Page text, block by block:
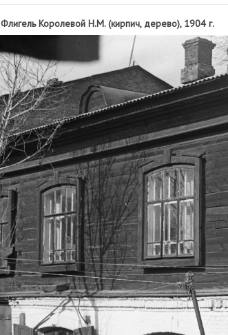
Флигель Королевой Н.М. (кирпич, дерево), 1904 г.